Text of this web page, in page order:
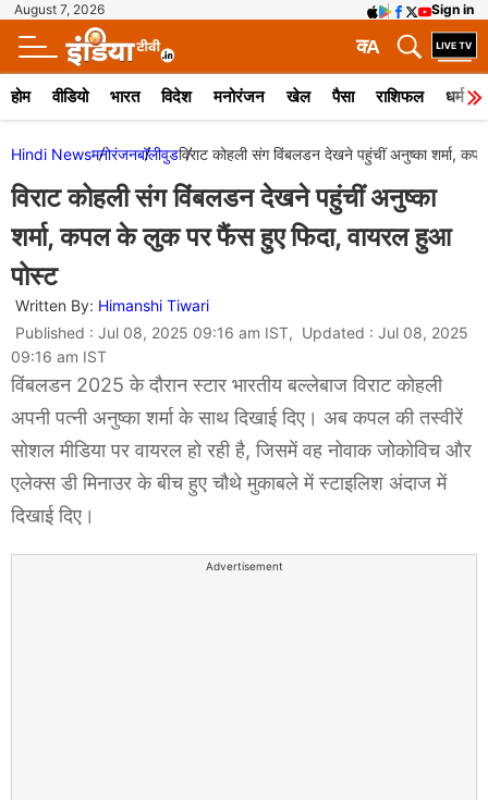
August 7, 2026 Sign in
A
क
होम वीडियो भारत विदेश मनोरंजन खेल पैसा राशिफल धर्म
Hindi Newsमनोरंजनबॉलीवुडविराट कोहली संग विंबलडन देखने पहुंचीं अनुष्का शर्मा,
विराट कोहली संग विंबलडन देखने पहुंचीं अनुष्का
शर्मा, कपल के लुक पर फैंस हुए फिदा, वायरल हुआ
पोस्ट
Written By: Himanshi Tiwari
Published : Jul 08, 2025 09:16 am IST, Updated : Jul 08, 2025
09:16 am IST
विंबलडन 2025 के दौरान स्टार भारतीय बल्लेबाज विराट कोहली
अपनी पत्नी अनुष्का शर्मा के साथ दिखाई दिए। अब कपल की तस्वीरें
सोशल मीडिया पर वायरल हो रही है, जिसमें वह नोवाक जोकोविच और
एलेक्स डी मिनाउर के बीच हुए चौथे मुकाबले में स्टाइलिश अंदाज में
दिखाई दिए।
Advertisement